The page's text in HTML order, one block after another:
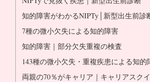
知的障害がわかるNIPTy│新型出生前診
7種の微小欠失による知的障害
知的障害｜部分欠失重複の検査
143種の微小欠失・重複疾患による知的
両親の70％がキャリア｜キャリアスク